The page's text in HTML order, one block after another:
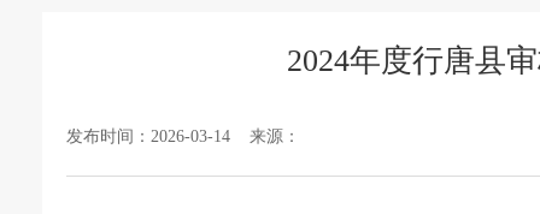
2024年度行唐县
发布时间：2026-03-14 来源：